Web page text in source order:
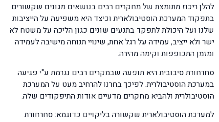
להלן ריכוז מתומצת של מחקרים רבים בנושאים מגונים שקשורים
בתפקוד המערכת הוסטיבולארית וכיצד היא משפיעה על הייציבות
שלנו ועל היכולת לתפקד בתנעים שונים כגון הליכה על משטח לא
ישר ולא ייציב, עמידה על רגל אחת, שינויי תנוחה מישיבה לעמידה
ומזמן התכופפות וקימה מהירה.
סחרחורת סיבובית היא תופעה שבמקרים רבים נגרמת ע"י פגיעה
במערכת הוסטיבולרית. לפיכך בחרנו להרחיב מעט על המערכת
הוסטיבולרית ולהביא מחקרים מדעיים אודות התיפקודים שלה.
למערכת הוסטיבולארית שקשורה בליקויים כדוגמא: סחרחורת